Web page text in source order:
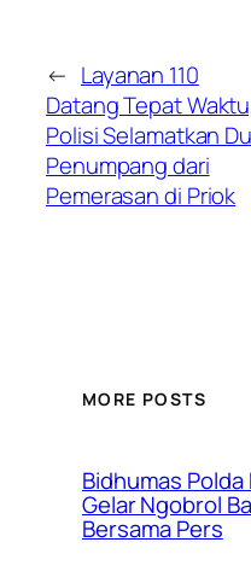
← Layanan 110
Datang Tepat
Polisi Selamatkan
Penumpang dari
Pemerasan di Priok
MORE POSTS
Bidhumas
Gelar Ngobrol
Bersama Pers